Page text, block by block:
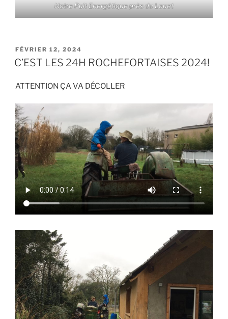
Notre Puit Energétique près du Louet
PUBLIÉ
LE
FÉVRIER 12, 2024
C’EST LES 24H ROCHEFORTAISES 2024!
ATTENTION ÇA VA DÉCOLLER